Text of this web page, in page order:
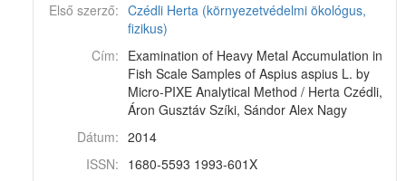
Első szerző: Czédli Herta (környezetvédelmi ökológus,
fizikus)
Cím: Examination of Heavy Metal Accumulation in
Fish Scale Samples of Aspius aspius L. by
Micro-PIXE Analytical Method / Herta Czédli,
Áron Gusztáv Szíki, Sándor Alex Nagy
Dátum: 2014
ISSN: 1680-5593 1993-601X